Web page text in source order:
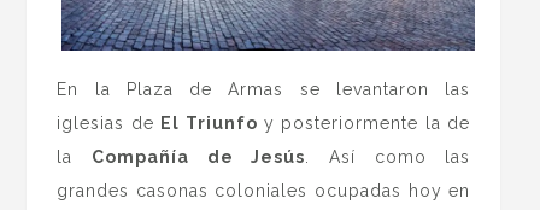
En la Plaza de Armas se levantaron las
iglesias de El Triunfo y posteriormente la de
la Compañía de Jesús . Así como las
grandes casonas coloniales ocupadas hoy en